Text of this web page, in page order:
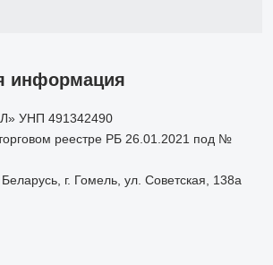
информация
УНП 491342490
реестре РБ 26.01.2021 под №
г. Гомель, ул. Советская, 138а